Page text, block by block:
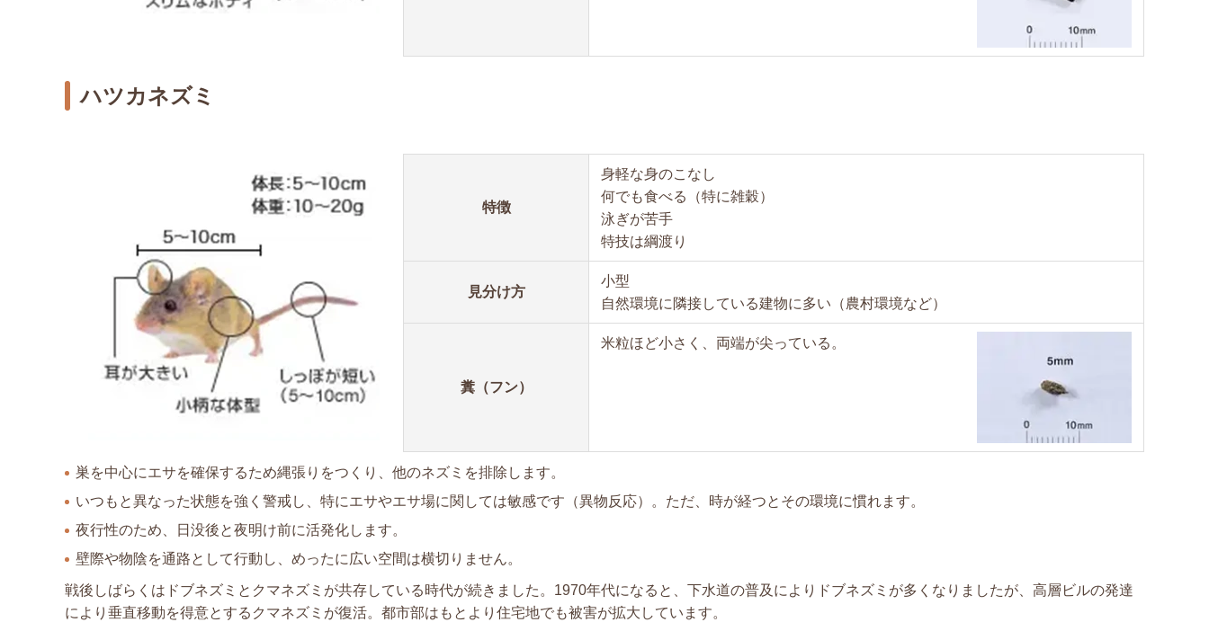
ハツカネズミ
特徴
身軽な身のこなし
何でも食べる（特に雑穀）
泳ぎが苦手
特技は綱渡り
見分け方
小型
自然環境に隣接している建物に多い（農村環境など）
糞（フン）
米粒ほど小さく、両端が尖っている。
巣を中心にエサを確保するため縄張りをつくり、他のネズミを排除します。
いつもと異なった状態を強く警戒し、特にエサやエサ場に関しては敏感です（異物反応）。ただ、時が経つとその環境に慣れます。
夜行性のため、日没後と夜明け前に活発化します。
壁際や物陰を通路として行動し、めったに広い空間は横切りません。
戦後しばらくはドブネズミとクマネズミが共存している時代が続きました。1970年代になると、下水道の普及によりドブネズミが多くなりましたが、高層ビルの発達
により垂直移動を得意とするクマネズミが復活。都市部はもとより住宅地でも被害が拡大しています。